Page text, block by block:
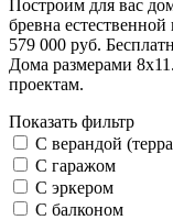
Построим для вас
бревна
579 000 руб.
Дома размерами
проектам.
Показать фильтр
С верандой
С гаражом
С эркером
С балконом